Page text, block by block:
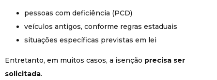
pessoas com deficiência (PCD)
veículos antigos, conforme regras estaduais
situações específicas previstas em lei
Entretanto, em muitos casos, a isenção precisa ser
solicitada.